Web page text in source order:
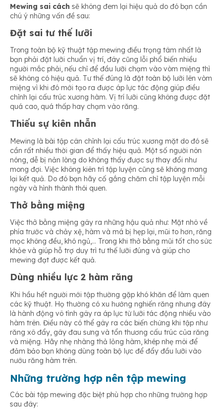
Mewing sai cách sẽ không đem lại hiệu quả do đó bạn cần
chú ý những vấn đề sau:
Đặt sai tư thế lưỡi
Trong toàn bộ kỹ thuật tập mewing điều trọng tâm nhất là
bạn phải đặt lưỡi chuẩn vị trí, đây cũng lỗi phổ biến nhiều
người mắc phải, nếu chỉ để đầu lưỡi chạm vào vòm miệng thì
sẽ không có hiệu quả. Tư thế đúng là đặt toàn bộ lưỡi lên vòm
miệng vì khi đó mới tạo ra được áp lực tác động giúp điều
chỉnh lại cấu trúc xương hàm. Vị trí lưỡi cũng không được đặt
quá cao, quá thấp hay chạm vào răng.
Thiếu sự kiên nhẫn
Mewing là bài tập cân chỉnh lại cấu trúc xương mặt do đó sẽ
cần rất nhiều thời gian để thấy hiệu quả. Một số người nôn
nóng, dễ bị nản lòng do không thấy được sự thay đổi như
mong đợi. Việc không kiên trì tập luyện cũng sẽ không mang
lại kết quả. Do đó bạn hãy cố gắng chăm chỉ tập luyện mỗi
ngày và hình thành thói quen.
Thở bằng miệng
Việc thở bằng miệng gây ra những hậu quả như: Mặt nhô về
phía trước và chảy xệ, hàm và má bị hẹp lại, mũi to hơn, răng
mọc không đều, khó ngủ,… Trong khi thở bằng mũi tốt cho sức
khỏe và giúp hỗ trợ duy trì tư thế lưỡi đúng và giúp cho
mewing đạt được kết quả.
Dùng nhiều lực 2 hàm răng
Khi hầu hết người mới tập thường gặp khó khăn để làm quen
các kỹ thuật. Họ thường có xu hướng nghiến răng nhưng đây
là hành động vô tình gây ra áp lực từ lưỡi tác động nhiều vào
hàm trên. Điều này có thể gây ra các biến chứng khi tập như
răng xô đẩy, gây đau sưng và tổn thương cấu trúc của răng
và miệng. Hãy nhẹ nhàng thả lỏng hàm, khép nhẹ môi để
đảm bảo bạn không dùng toàn bộ lực để đẩy đầu lưỡi vào
nướu răng hàm trên.
Những trường hợp nên tập mewing
Các bài tập mewing đặc biệt phù hợp cho những trường hợp
sau đây: